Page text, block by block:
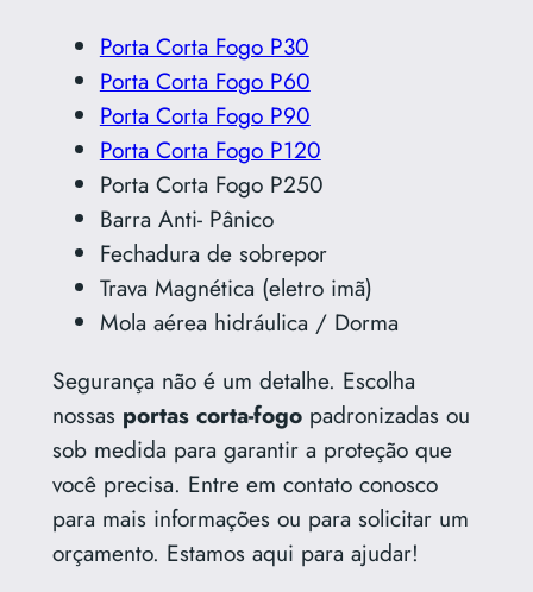
Porta Corta Fogo P30
Porta Corta Fogo P60
Porta Corta Fogo P90
Porta Corta Fogo P120
Porta Corta Fogo P250
Barra Anti- Pânico
Fechadura de sobrepor
Trava Magnética (eletro imã)
Mola aérea hidráulica / Dorma
Segurança não é um detalhe. Escolha
nossas portas corta-fogo padronizadas ou
sob medida para garantir a proteção que
você precisa. Entre em contato conosco
para mais informações ou para solicitar um
orçamento. Estamos aqui para ajudar!